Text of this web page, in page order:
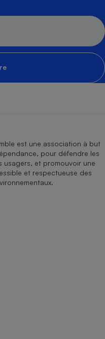
est une association à but
pour défendre les
usagers, et promouvoir une
et respectueuse des